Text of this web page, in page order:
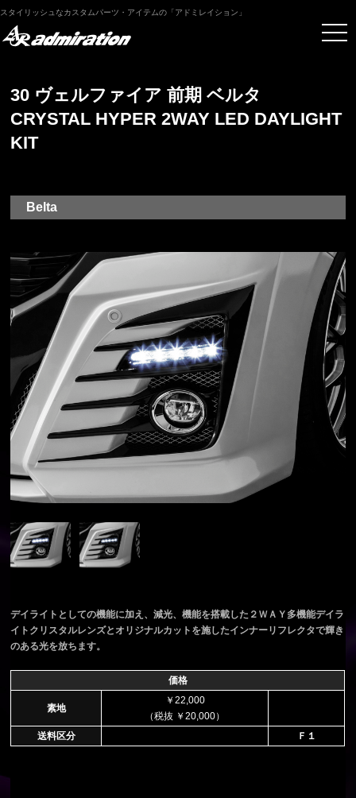
スタイリッシュなカスタムパーツ・アイテムの「アドミレイション」
30 ヴェルファイア 前期 ベルタ
CRYSTAL HYPER 2WAY LED DAYLIGHT
KIT
Belta
デイライトとしての機能に加え、減光、機能を搭載した２ＷＡＹ多機能デイラ
イトクリスタルレンズとオリジナルカットを施したインナーリフレクタで輝き
のある光を放ちます。
価格
素地
￥22,000
（税抜 ￥20,000）
送料区分
Ｆ１